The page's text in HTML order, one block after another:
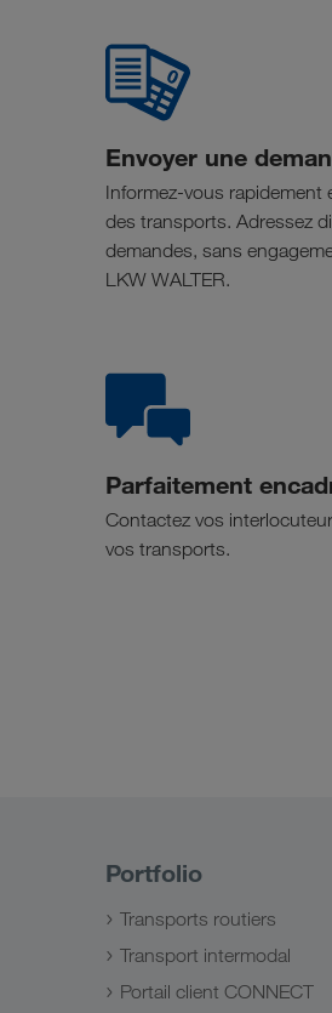
Envoyer une
Informez-vous rapidement
des transports. Adressez
demandes, sans
LKW WALTER.
Parfaitement
Contactez vos
vos transports.
Portfolio
Transports routiers
Transport intermodal
Portail client CONNECT